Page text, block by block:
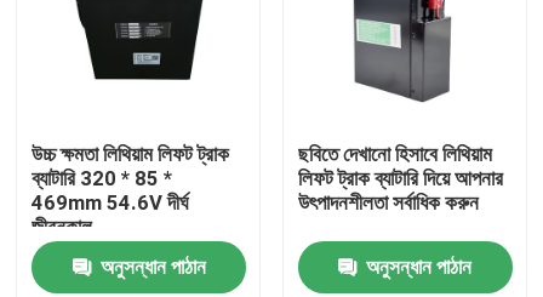
উচ্চ ক্ষমতা লিথিয়াম লিফট ট্রাক
ব্যাটারি 320 * 85 *
469mm 54.6V দীর্ঘ
জীবনকাল
অনুসন্ধান পাঠান
ছবিতে দেখানো হিসাবে লিথিয়াম
লিফট ট্রাক ব্যাটারি দিয়ে আপনার
উৎপাদনশীলতা সর্বাধিক করুন
অনুসন্ধান পাঠান